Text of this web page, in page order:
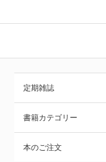
定期雑誌
書籍カテゴリー
本のご注文